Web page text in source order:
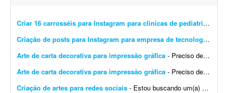
Criar 16 carrosséis para Instagram para clínicas de pediatria
-
Criação de posts para Instagram para empresa de tecnologia-
Arte de carta decorativa para impressão gráfica - Preciso de um design para imprimir uma carta decorativa na gráfica. A arte deve ser editável em PDF, conforme exigido pela gráfica. Quero unir dois elementos: o lobo ficar&aac...
Arte de carta decorativa para impressão gráfica - Preciso de um design para imprimir uma carta decorativa na gráfica. A arte deve ser editável em PDF, conforme exigido pela gráfica. Quero unir dois elementos: o lobo no cart&a...
Criação de artes para redes sociais - Estou buscando um(a) designer para uma parceria de longo prazo na criação de artes para redes sociais. A demanda inicial será de: * 8 artes para o feed por mês; * Stori...